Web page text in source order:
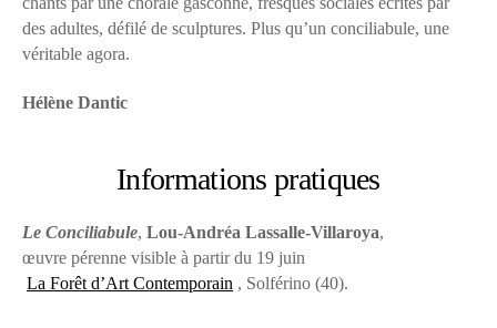
des adultes, défilé de sculptures. Plus qu’un conciliabule, une
véritable agora.
Hélène Dantic
Informations pratiques
Le Conciliabule, Lou-Andréa Lassalle-Villaroya,
œuvre pérenne visible à partir du 19 juin
La Forêt d’Art Contemporain , Solférino (40).